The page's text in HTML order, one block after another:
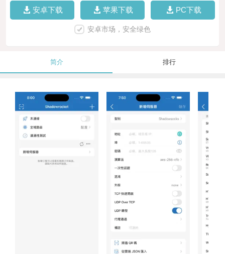
安卓下载 苹果下载 PC下载
安卓市场，安全绿色
简介 排行